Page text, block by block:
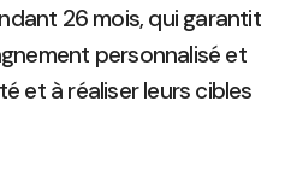
26 mois, qui garantit
personnalisé et
et à réaliser leurs cibles